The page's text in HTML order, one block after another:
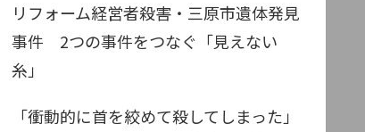
リフォーム経営者殺害・三原市遺体発見
事件 2つの事件をつなぐ「見えない
糸」
「衝動的に首を絞めて殺してしまった」